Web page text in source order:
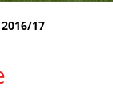
2016/17